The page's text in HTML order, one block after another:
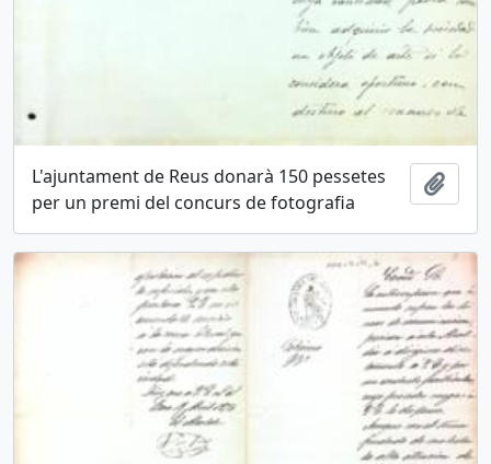
L'ajuntament de Reus donarà 150 pessetes
per un premi del concurs de fotografia